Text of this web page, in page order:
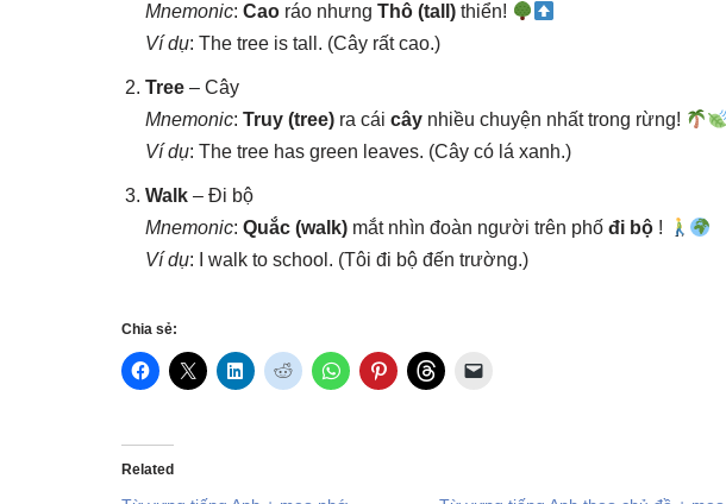
Mnemonic: Cao ráo nhưng Thô (tall) thiển!
Ví dụ: The tree is tall. (Cây rất cao.)
Tree – Cây
Mnemonic: Truy (tree) ra cái cây nhiều chuyện nhất trong rừng!
Ví dụ: The tree has green leaves. (Cây có lá xanh.)
Walk – Đi bộ
Mnemonic: Quắc (walk) mắt nhìn đoàn người trên phố đi bộ !
Ví dụ: I walk to school. (Tôi đi bộ đến trường.)
Chia sẻ:
Related